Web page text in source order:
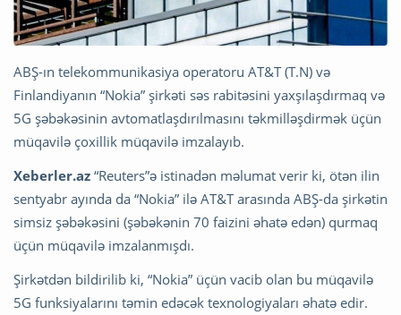
ABŞ-ın telekommunikasiya operatoru AT&T (T.N) və
Finlandiyanın “Nokia” şirkəti səs rabitəsini yaxşılaşdırmaq və
5G şəbəkəsinin avtomatlaşdırılmasını təkmilləşdirmək üçün
müqavilə çoxillik müqavilə imzalayıb.
Xeberler.az “Reuters”ə istinadən məlumat verir ki, ötən ilin
sentyabr ayında da “Nokia” ilə AT&T arasında ABŞ-da şirkətin
simsiz şəbəkəsini (şəbəkənin 70 faizini əhatə edən) qurmaq
üçün müqavilə imzalanmışdı.
Şirkətdən bildirilib ki, “Nokia” üçün vacib olan bu müqavilə
5G funksiyalarını təmin edəcək texnologiyaları əhatə edir.